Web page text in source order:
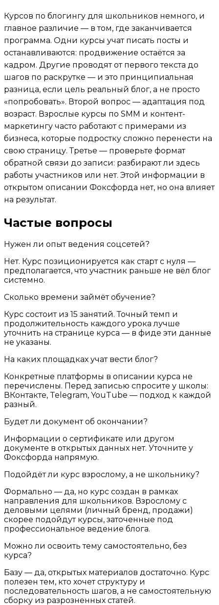
Курсов по блогингу для школьников немного, и
главное различие — в том, где заканчивается
программа. Одни курсы учат писать посты и
останавливаются: продвижение остаётся за
кадром. Другие проводят от первого текста до
шагов по раскрутке — и это принципиальная
разница, если цель реальный блог, а не просто
«попробовать». Второй вопрос — адаптация под
возраст. Взрослые курсы по SMM и контент-
маркетингу часто работают с примерами из
бизнеса, которые подростку сложно перенести на
свою страницу. Третье — проверьте формат
обратной связи до записи: разбирают ли здесь
работы участников или нет. Этой информации в
открытом описании Фоксфорда нет, но она влияет
на результат.
Частые вопросы
Нужен ли опыт ведения соцсетей?
Нет. Курс позиционируется как старт с нуля —
предполагается, что участник раньше не вёл блог
системно.
Сколько времени займёт обучение?
Курс состоит из 15 занятий. Точный темп и
продолжительность каждого урока лучше
уточнить на странице курса — в фиде эти данные
не указаны.
На каких площадках учат вести блог?
Конкретные платформы в описании курса не
перечислены. Перед записью спросите у школы:
ВКонтакте, Telegram, YouTube — подход к каждой
разный.
Будет ли документ об окончании?
Информации о сертификате или другом
документе в открытых данных нет. Уточните у
Фоксфорда напрямую.
Подойдёт ли курс взрослому, а не школьнику?
Формально — да, но курс создан в рамках
направления для школьников. Взрослому с
деловыми целями (личный бренд, продажи)
скорее подойдут курсы, заточенные под
профессиональное ведение блога.
Можно ли освоить тему самостоятельно, без
курса?
Базу — да, открытых материалов достаточно. Курс
полезен тем, кто хочет структуру и
последовательность шагов, а не самостоятельную
сборку из разрозненных статей.